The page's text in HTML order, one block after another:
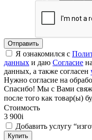
Отправить
Я ознакомился с
данных и даю Согласие
данных, а также согласен
Нужно согласие на
Спасибо! Мы с Вами
после того как товар(ы)
Стоимость
3 900i
Добавить услугу
Купить